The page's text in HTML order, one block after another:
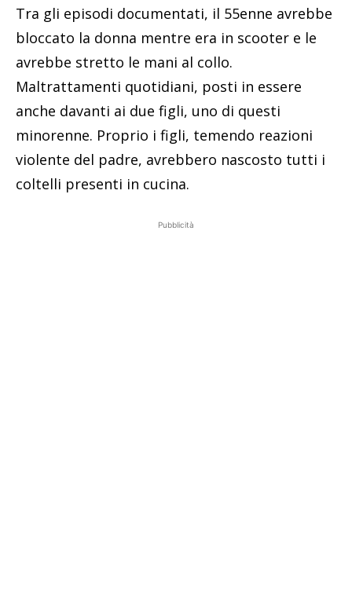
Tra gli episodi documentati, il 55enne avrebbe
bloccato la donna mentre era in scooter e le
avrebbe stretto le mani al collo.
Maltrattamenti quotidiani, posti in essere
anche davanti ai due figli, uno di questi
minorenne. Proprio i figli, temendo reazioni
violente del padre, avrebbero nascosto tutti i
coltelli presenti in cucina.
Pubblicità